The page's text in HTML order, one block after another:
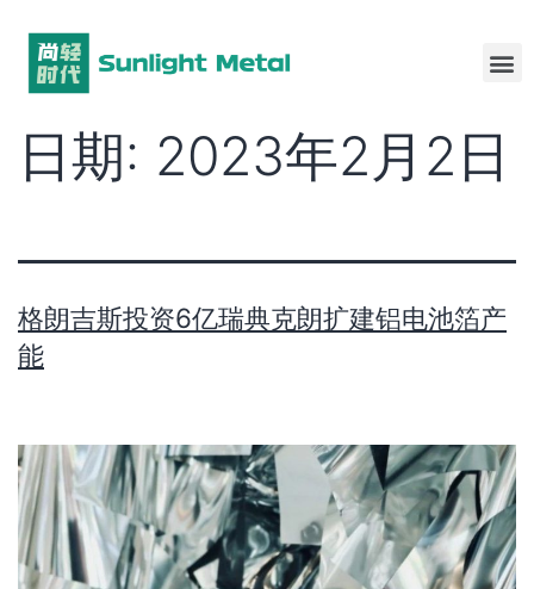
日期: 2023年2月2日
格朗吉斯投资6亿瑞典克朗扩建铝电池箔产
能